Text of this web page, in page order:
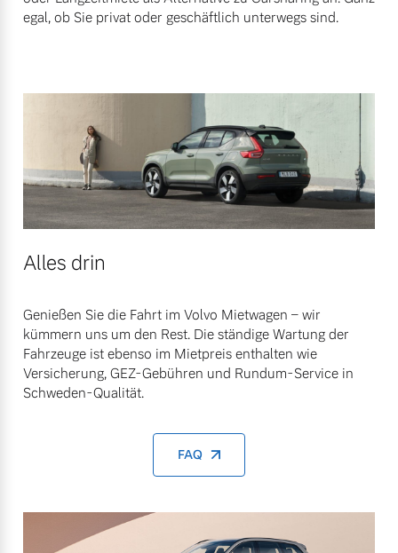
egal, ob Sie privat oder geschäftlich unterwegs sind.
Alles drin
Genießen Sie die Fahrt im Volvo Mietwagen – wir
kümmern uns um den Rest. Die ständige Wartung der
Fahrzeuge ist ebenso im Mietpreis enthalten wie
Versicherung, GEZ-Gebühren und Rundum-Service in
Schweden-Qualität.
FAQ